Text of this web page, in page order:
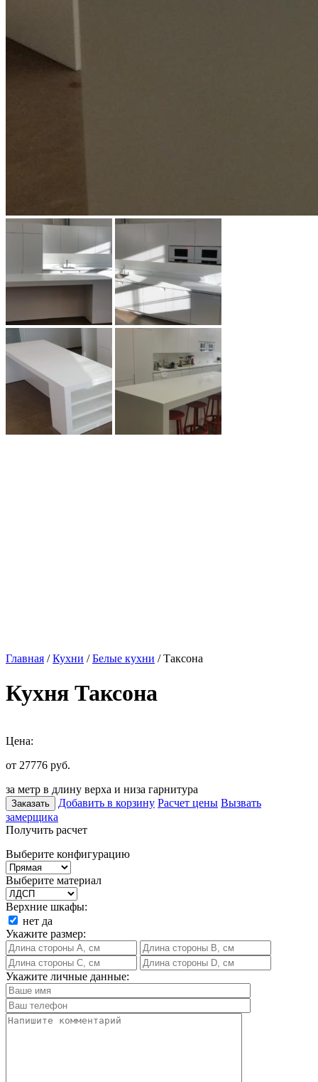
Главная /Кухни /Белые кухни / Таксона
Кухня Таксона
Цена:
от 27776 руб.
за метр в длину верха и низа гарнитура
Заказать Добавить в корзину Расчет цены Вызвать
замерщика
Получить расчет
Выберите конфигурацию
Выберите материал
Верхние шкафы:
нет да
Укажите размер:
Укажите личные данные: